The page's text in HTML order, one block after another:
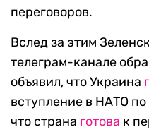
переговоров.
Вслед за этим
телеграм-канале
объявил, что Украина
вступление в НАТО
что страна готова к